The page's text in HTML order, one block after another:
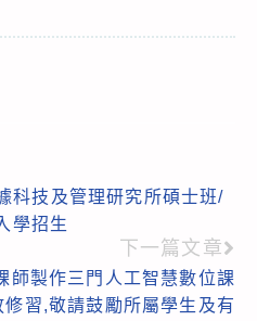
科技及管理研究所碩士班/
學招生
下一篇文章
師製作三門人工智慧數位課
習,敬請鼓勵所屬學生及有